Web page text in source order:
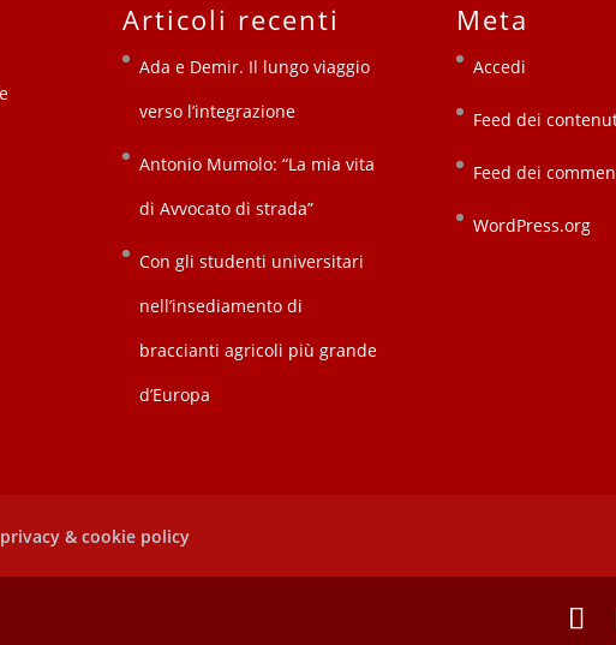
Articoli recenti
Ada e Demir. Il lungo viaggio
verso l’integrazione
Antonio Mumolo: “La mia vita
di Avvocato di strada”
Con gli studenti universitari
nell’insediamento di
braccianti agricoli più grande
d’Europa
Meta
Accedi
Feed dei
Feed dei
WordPress.org
privacy & cookie policy